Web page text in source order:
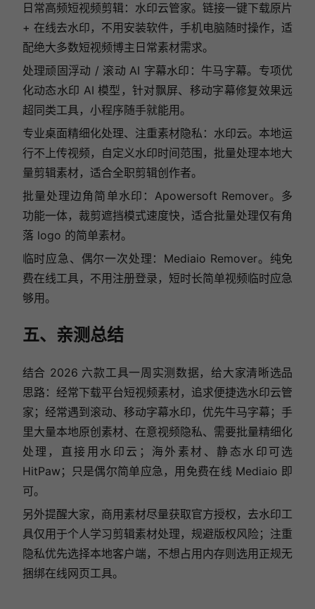
日常高频短视频剪辑：水印云管家。链接一键下载原片
+ 在线去水印，不用安装软件，手机电脑随时操作，适
配绝大多数短视频博主日常素材需求。
处理顽固浮动 / 滚动 AI 字幕水印：牛马字幕。专项优
化动态水印 AI 模型，针对飘屏、移动字幕修复效果远
超同类工具，小程序随手就能用。
专业桌面精细化处理、注重素材隐私：水印云。本地运
行不上传视频，自定义水印时间范围，批量处理本地大
量剪辑素材，适合全职剪辑创作者。
批量处理边角简单水印：Apowersoft Remover。多
功能一体，裁剪遮挡模式速度快，适合批量处理仅有角
落 logo 的简单素材。
临时应急、偶尔一次处理：Mediaio Remover。纯免
费在线工具，不用注册登录，短时长简单视频临时应急
够用。
五、亲测总结
结合 2026 六款工具一周实测数据，给大家清晰选品
思路：经常下载平台短视频素材，追求便捷选水印云管
家；经常遇到滚动、移动字幕水印，优先牛马字幕；手
里大量本地原创素材、在意视频隐私、需要批量精细化
处理，直接用水印云；海外素材、静态水印可选
HitPaw；只是偶尔简单应急，用免费在线 Mediaio 即
可。
另外提醒大家，商用素材尽量获取官方授权，去水印工
具仅用于个人学习剪辑素材处理，规避版权风险；注重
隐私优先选择本地客户端，不想占用内存则选用正规无
捆绑在线网页工具。